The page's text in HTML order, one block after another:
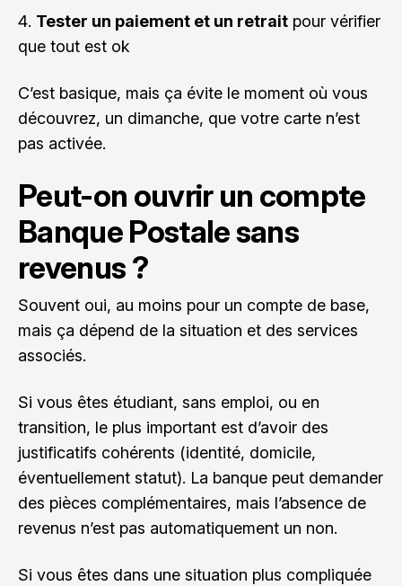
Tester un paiement et un retrait pour vérifier
que tout est ok
C’est basique, mais ça évite le moment où vous
découvrez, un dimanche, que votre carte n’est
pas activée.
Peut-on ouvrir un compte
Banque Postale sans
revenus ?
Souvent oui, au moins pour un compte de base,
mais ça dépend de la situation et des services
associés.
Si vous êtes étudiant, sans emploi, ou en
transition, le plus important est d’avoir des
justificatifs cohérents (identité, domicile,
éventuellement statut). La banque peut demander
des pièces complémentaires, mais l’absence de
revenus n’est pas automatiquement un non.
Si vous êtes dans une situation plus compliquée